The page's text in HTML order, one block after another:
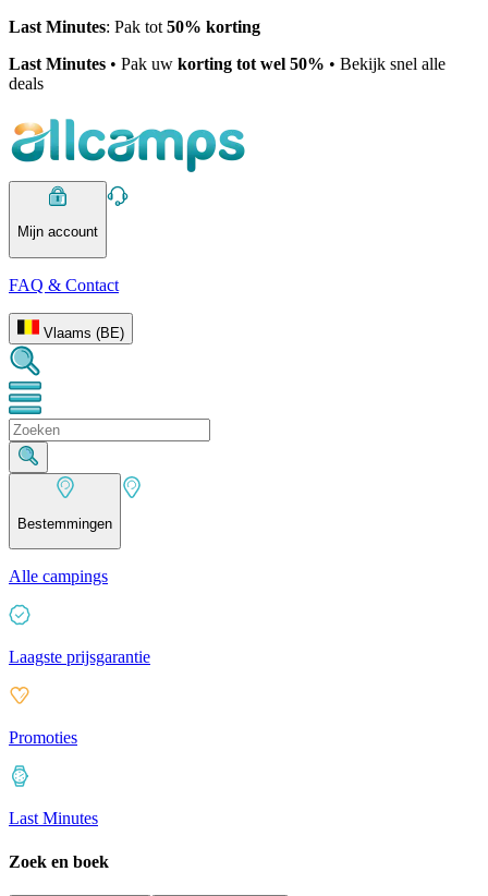
Last Minutes: Pak tot 50% korting
Last Minutes • Pak uw korting tot wel 50% • Bekijk snel alle
deals
Mijn account
FAQ & Contact
Vlaams (BE)
Bestemmingen
Alle campings
Laagste prijsgarantie
Promoties
Last Minutes
Zoek en boek